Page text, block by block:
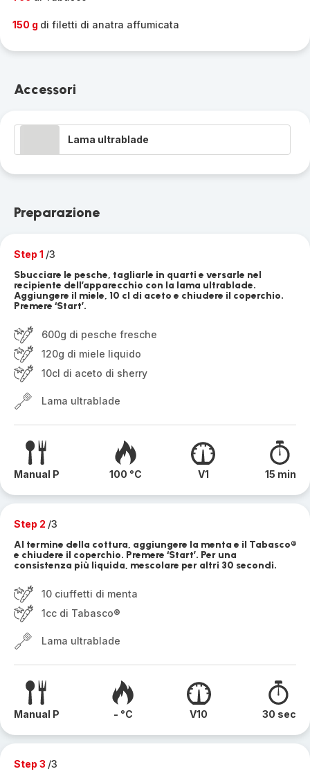
150 g di filetti di anatra affumicata
Accessori
Lama ultrablade
Preparazione
Step 1 /3
Sbucciare le pesche, tagliarle in quarti e versarle nel
recipiente dell’apparecchio con la lama ultrablade.
Aggiungere il miele, 10 cl di aceto e chiudere il coperchio.
Premere ‘Start’.
600g di pesche fresche
120g di miele liquido
10cl di aceto di sherry
Lama ultrablade
Manual P 100 °C V1 15 min
Step 2 /3
Al termine della cottura, aggiungere la menta e il Tabasco®
e chiudere il coperchio. Premere ‘Start’. Per una
consistenza più liquida, mescolare per altri 30 secondi.
10 ciuffetti di menta
1cc di Tabasco®
Lama ultrablade
Manual P - °C V10 30 sec
Step 3 /3